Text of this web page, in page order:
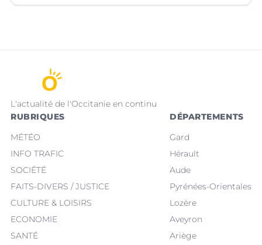
L'actualité de l'Occitanie en continu
RUBRIQUES
MÉTÉO
INFO TRAFIC
SOCIÉTÉ
FAITS-DIVERS / JUSTICE
CULTURE & LOISIRS
ECONOMIE
SANTÉ
DÉPARTEMENTS
Gard
Hérault
Aude
Pyrénées-Orientales
Lozère
Aveyron
Ariège